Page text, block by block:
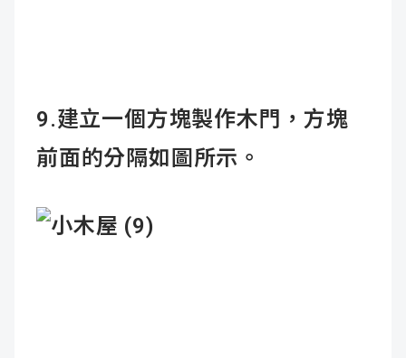
9.建立一個方塊製作木門，方塊
前面的分隔如圖所示。